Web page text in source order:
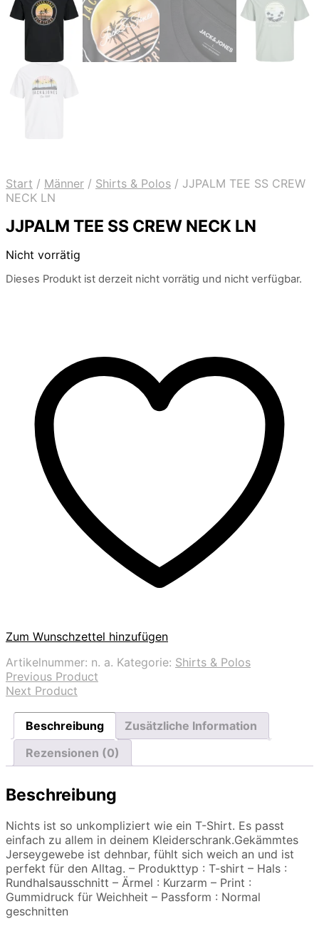
Start / Männer / Shirts & Polos / JJPALM TEE SS CREW
NECK LN
JJPALM TEE SS CREW NECK LN
Nicht vorrätig
Dieses Produkt ist derzeit nicht vorrätig und nicht verfügbar.
Zum Wunschzettel hinzufügen
Artikelnummer: n. a. Kategorie: Shirts & Polos
Previous Product
Next Product
Beschreibung
Zusätzliche Information
Rezensionen (0)
Beschreibung
Nichts ist so unkompliziert wie ein T-Shirt. Es passt
einfach zu allem in deinem Kleiderschrank.Gekämmtes
Jerseygewebe ist dehnbar, fühlt sich weich an und ist
perfekt für den Alltag. – Produkttyp : T-shirt – Hals :
Rundhalsausschnitt – Ärmel : Kurzarm – Print :
Gummidruck für Weichheit – Passform : Normal
geschnitten